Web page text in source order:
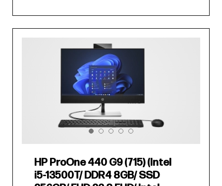
HP ProOne 440 G9 (715) (Intel
i5-13500T/ DDR4 8GB/ SSD